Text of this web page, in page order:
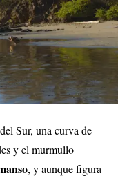
Sur, una curva de
y el murmullo
, y aunque figura